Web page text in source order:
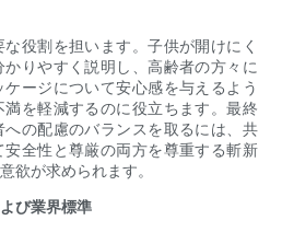
役割を担います。子供が開けにく
りやすく説明し、高齢者の方々に
ージについて安心感を与えるよう
を軽減するのに役立ちます。最終
の配慮のバランスを取るには、共
全性と尊厳の両方を尊重する斬新
欲が求められます。
び業界標準